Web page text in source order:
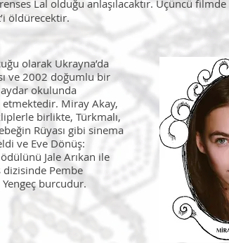
Lal olduğu anlaşılacaktır. Üçüncü filmde
öldürecektir.
olarak Ukrayna’da
ve 2002 doğumlu bir
okulunda
Miray Akay,
birlikte, Türkmalı,
Rüyası gibi sinema
ve Eve Dönüş:
Jale Arıkan ile
dizisinde Pembe
burcudur.